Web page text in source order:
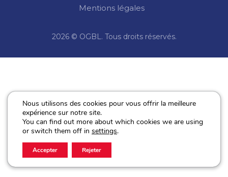
Mentions légales
2026 © OGBL. Tous droits réservés.
Nous utilisons des cookies pour vous offrir la meilleure
expérience sur notre site.
You can find out more about which cookies we are using
or switch them off in settings.
Accepter Rejeter